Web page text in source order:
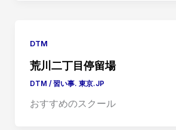
DTM
荒川二丁目停留場
DTM /習い事. 東京.JP
おすすめのスクール